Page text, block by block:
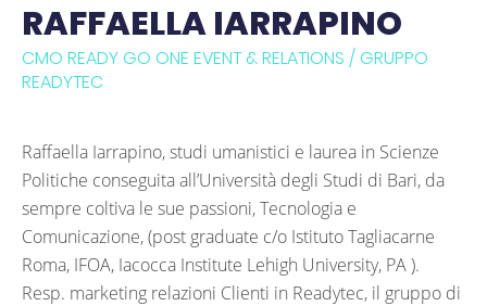
RAFFAELLA IARRAPINO
CMO READY GO ONE EVENT & RELATIONS / GRUPPO
READYTEC
Raffaella Iarrapino, studi umanistici e laurea in Scienze
Politiche conseguita all’Università degli Studi di Bari, da
sempre coltiva le sue passioni, Tecnologia e
Comunicazione, (post graduate c/o Istituto Tagliacarne
Roma, IFOA, Iacocca Institute Lehigh University, PA ).
Resp. marketing relazioni Clienti in Readytec, il gruppo di